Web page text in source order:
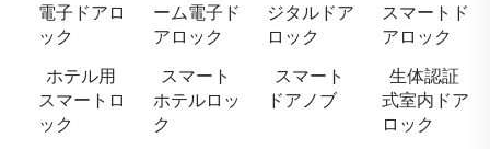
電子ドアロ
ック
ーム電子ド
アロック
ジタルドア
ロック
スマートド
アロック
ホテル用
スマートロ
ック
スマート
ホテルロッ
ク
スマート
ドアノブ
生体認証
式室内ドア
ロック